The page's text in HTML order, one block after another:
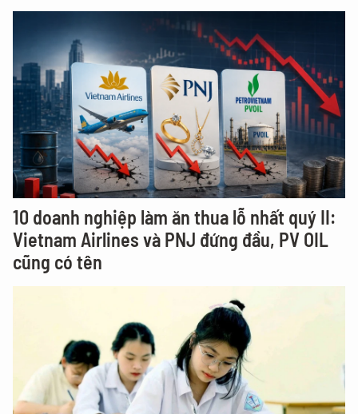
10 doanh nghiệp làm ăn thua lỗ nhất quý II:
Vietnam Airlines và PNJ đứng đầu, PV OIL
cũng có tên